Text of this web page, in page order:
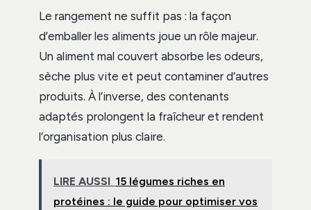
Le rangement ne suffit pas : la façon
d’emballer les aliments joue un rôle majeur.
Un aliment mal couvert absorbe les odeurs,
sèche plus vite et peut contaminer d’autres
produits. À l’inverse, des contenants
adaptés prolongent la fraîcheur et rendent
l’organisation plus claire.
LIRE AUSSI 15 légumes riches en
protéines : le guide pour optimiser vos